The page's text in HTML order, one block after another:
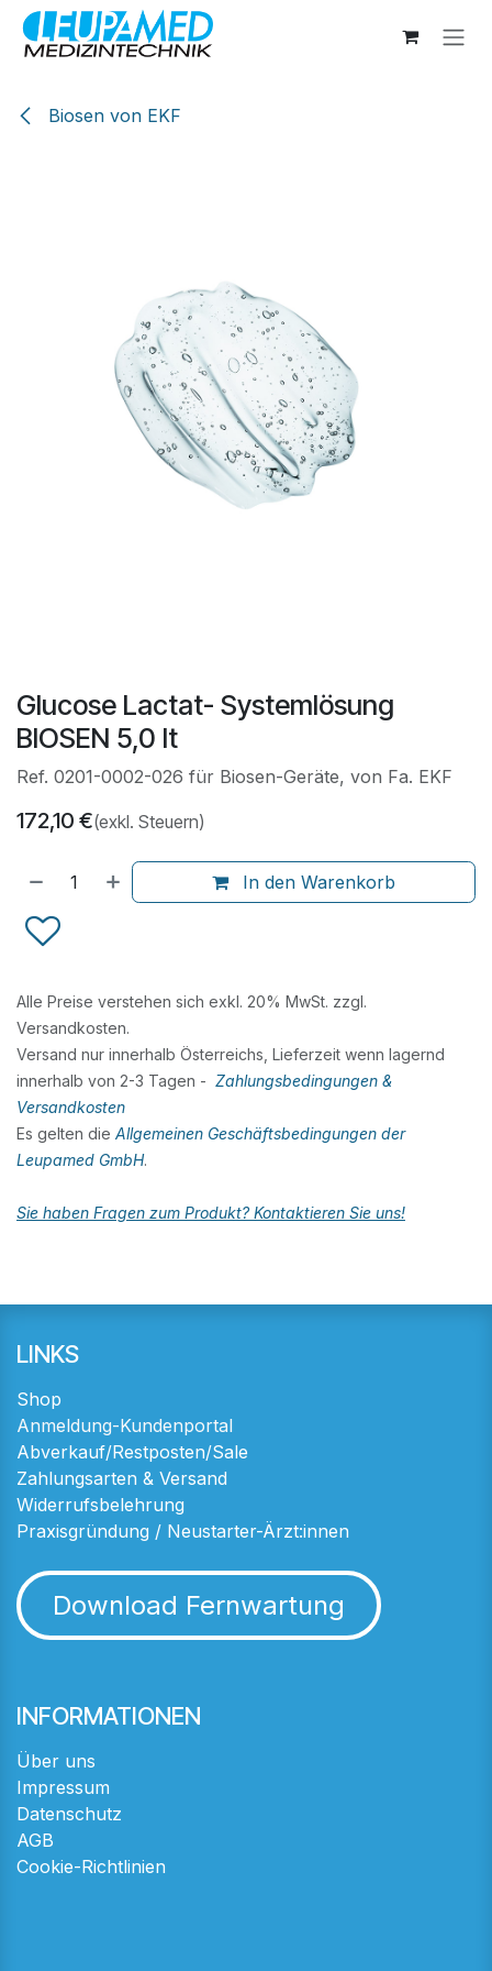
Zum Inhalt springen
Biosen von EKF
Glucose Lactat- Systemlösung
BIOSEN 5,0 lt
Ref. 0201-0002-026 für Biosen-Geräte, von Fa. EKF
172,10 €(exkl. Steuern)
In den Warenkorb
Alle Preise verstehen sich exkl. 20% MwSt. zzgl.
Versandkosten.
Versand nur innerhalb Österreichs, Lieferzeit wenn lagernd
innerhalb von 2-3 Tagen - Zahlungsbedingungen &
Versandkosten
Es gelten die Allgemeinen Geschäftsbedingungen der
Leupamed GmbH.
Sie haben Fragen zum Produkt? Kontaktieren Sie uns!
LINKS
Shop
Anmeldung-Kundenportal
Abverkauf/Restposten/Sale
Zahlungsarten & Versand
Widerrufsbelehrung
Praxisgründung / Neustarter-Ärzt:innen
Download Fernwartung
INFORMATIONEN
Über uns
Impressum
Datenschutz
AGB
Cookie-Richtlinien